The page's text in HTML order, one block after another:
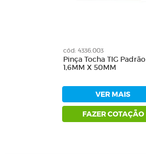
cód: 4336.003
Pinça Tocha TIG Padrão
1,6MM X 50MM
VER MAIS
FAZER COTAÇÃO